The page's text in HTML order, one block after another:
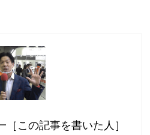
この記事を書いた人］